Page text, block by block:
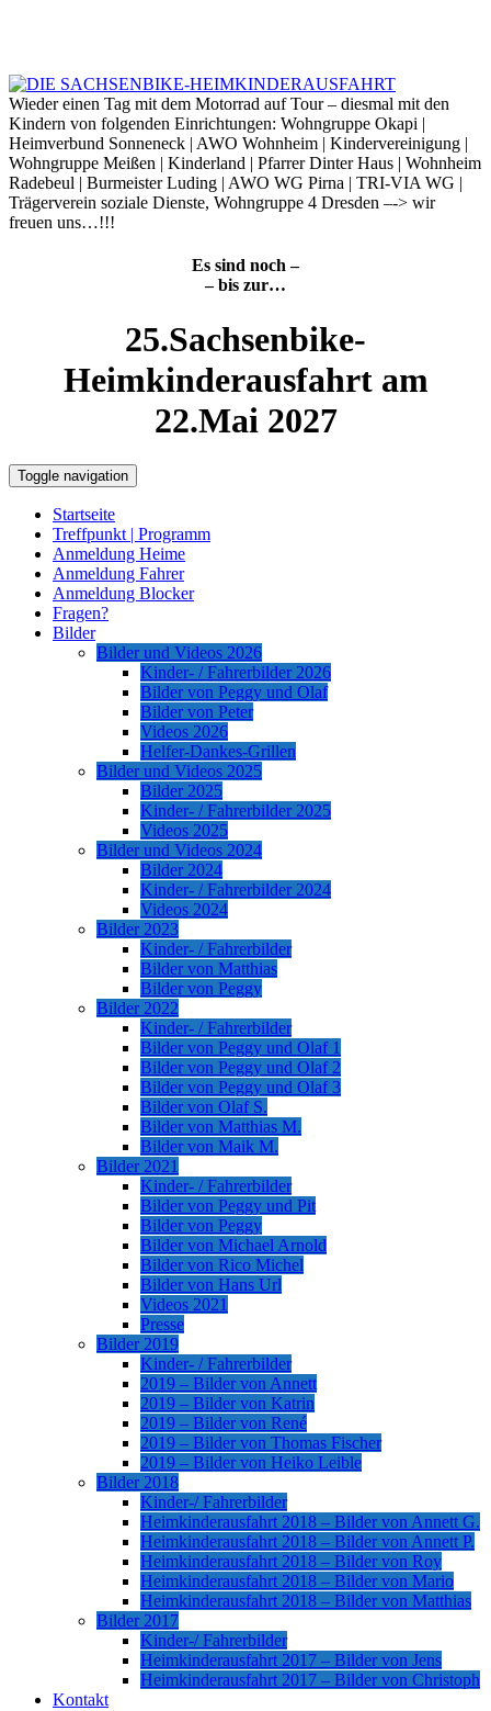
Wieder einen Tag mit dem Motorrad auf Tour – diesmal mit den
Kindern von folgenden Einrichtungen: Wohngruppe Okapi |
Heimverbund Sonneneck | AWO Wohnheim | Kindervereinigung |
Wohngruppe Meißen | Kinderland | Pfarrer Dinter Haus | Wohnheim
Radebeul | Burmeister Luding | AWO WG Pirna | TRI-VIA WG |
Trägerverein soziale Dienste, Wohngruppe 4 Dresden –-> wir
freuen uns…!!!
Es sind noch –
– bis zur…
25.Sachsenbike-
Heimkinderausfahrt am
22.Mai 2027
Toggle navigation
Startseite
Treffpunkt | Programm
Anmeldung Heime
Anmeldung Fahrer
Anmeldung Blocker
Fragen?
Bilder
Bilder und Videos 2026
Kinder- / Fahrerbilder 2026
Bilder von Peggy und Olaf
Bilder von Peter
Videos 2026
Helfer-Dankes-Grillen
Bilder und Videos 2025
Bilder 2025
Kinder- / Fahrerbilder 2025
Videos 2025
Bilder und Videos 2024
Bilder 2024
Kinder- / Fahrerbilder 2024
Videos 2024
Bilder 2023
Kinder- / Fahrerbilder
Bilder von Matthias
Bilder von Peggy
Bilder 2022
Kinder- / Fahrerbilder
Bilder von Peggy und Olaf 1
Bilder von Peggy und Olaf 2
Bilder von Peggy und Olaf 3
Bilder von Olaf S.
Bilder von Matthias M.
Bilder von Maik M.
Bilder 2021
Kinder- / Fahrerbilder
Bilder von Peggy und Pit
Bilder von Peggy
Bilder von Michael Arnold
Bilder von Rico Michel
Bilder von Hans Url
Videos 2021
Presse
Bilder 2019
Kinder- / Fahrerbilder
2019 – Bilder von Annett
2019 – Bilder von Katrin
2019 – Bilder von René
2019 – Bilder von Thomas Fischer
2019 – Bilder von Heiko Leible
Bilder 2018
Kinder-/ Fahrerbilder
Heimkinderausfahrt 2018 – Bilder von Annett G.
Heimkinderausfahrt 2018 – Bilder von Annett P.
Heimkinderausfahrt 2018 – Bilder von Roy
Heimkinderausfahrt 2018 – Bilder von Mario
Heimkinderausfahrt 2018 – Bilder von Matthias
Bilder 2017
Kinder-/ Fahrerbilder
Heimkinderausfahrt 2017 – Bilder von Jens
Heimkinderausfahrt 2017 – Bilder von Christoph
Kontakt